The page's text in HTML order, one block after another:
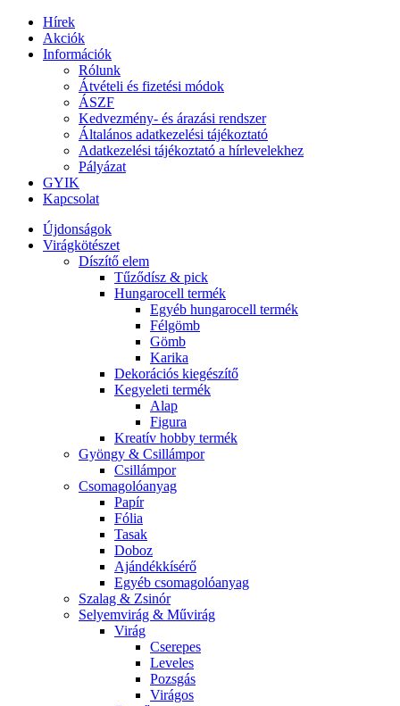
Hírek
Akciók
Információk
Rólunk
Átvételi és fizetési módok
ÁSZF
Kedvezmény- és árazási rendszer
Általános adatkezelési tájékoztató
Adatkezelési tájékoztató a hírlevelekhez
Pályázat
GYIK
Kapcsolat
Újdonságok
Virágkötészet
Díszítő elem
Tűződísz & pick
Hungarocell termék
Egyéb hungarocell termék
Félgömb
Gömb
Karika
Dekorációs kiegészítő
Kegyeleti termék
Alap
Figura
Kreatív hobby termék
Gyöngy & Csillámpor
Csillámpor
Csomagolóanyag
Papír
Fólia
Tasak
Doboz
Ajándékkísérő
Egyéb csomagolóanyag
Szalag & Zsinór
Selyemvirág & Művirág
Virág
Cserepes
Leveles
Pozsgás
Virágos